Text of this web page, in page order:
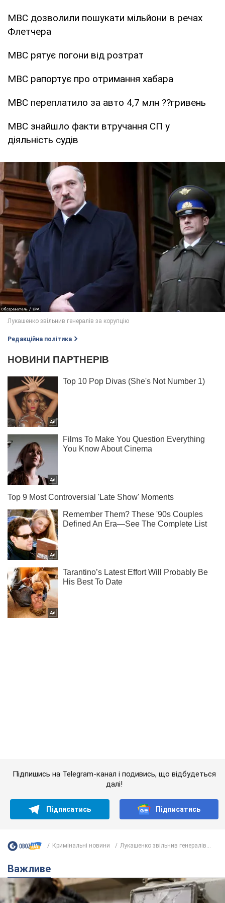
МВС дозволили пошукати мільйони в речах
Флетчера
МВС рятує погони від розтрат
МВС рапортує про отримання хабара
МВС переплатило за авто 4,7 млн ??гривень
МВС знайшло факти втручання СП у
діяльність судів
Редакційна політика
покази зіпсованого лічильника: суддя ухвалив
неочікуване рішення
Чи треба платити борг через донарахування